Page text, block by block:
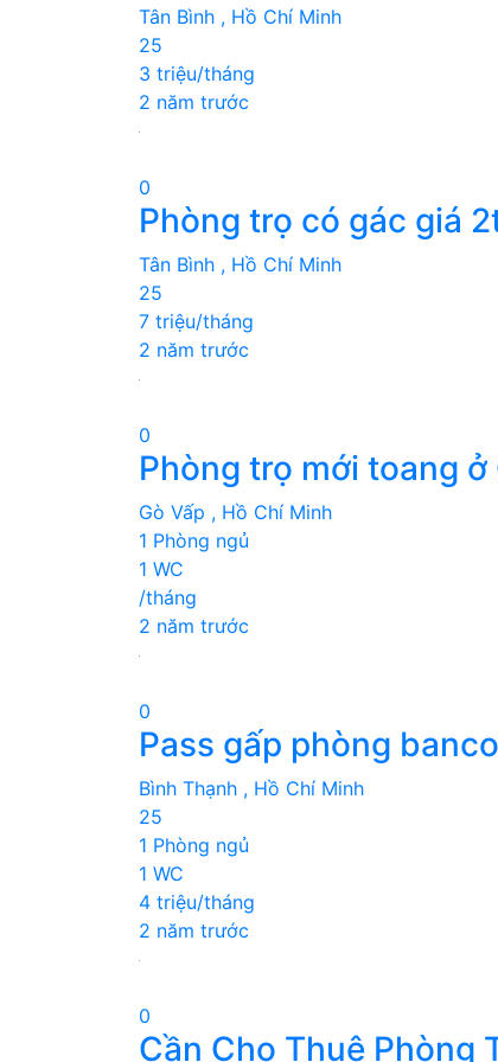
Tân Bình , Hồ Chí Minh
25
3 triệu/tháng
2 năm trước
0
Phòng trọ có gác giá
Tân Bình , Hồ Chí Minh
25
7 triệu/tháng
2 năm trước
0
Phòng trọ mới toang
Gò Vấp , Hồ Chí Minh
1 Phòng ngủ
1 WC
/tháng
2 năm trước
0
Pass gấp phòng
Bình Thạnh , Hồ Chí Minh
25
1 Phòng ngủ
1 WC
4 triệu/tháng
2 năm trước
0
Cần Cho Thuê Phòng